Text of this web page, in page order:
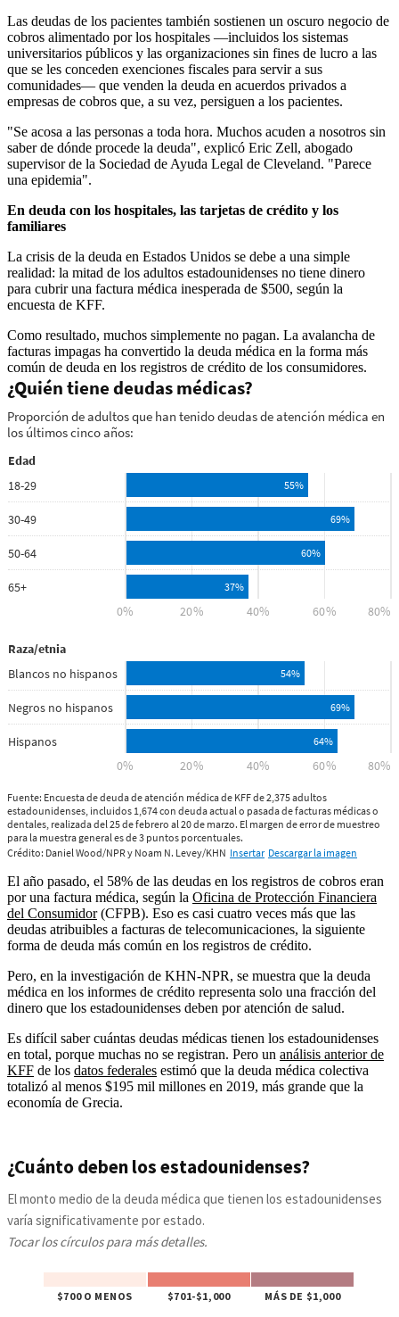
Las deudas de los pacientes también sostienen un oscuro negocio de
cobros alimentado por los hospitales —incluidos los sistemas
universitarios públicos y las organizaciones sin fines de lucro a las
que se les conceden exenciones fiscales para servir a sus
comunidades— que venden la deuda en acuerdos privados a
empresas de cobros que, a su vez, persiguen a los pacientes.
"Se acosa a las personas a toda hora. Muchos acuden a nosotros sin
saber de dónde procede la deuda", explicó Eric Zell, abogado
supervisor de la Sociedad de Ayuda Legal de Cleveland. "Parece
una epidemia".
En deuda con los hospitales, las tarjetas de crédito y los
familiares
La crisis de la deuda en Estados Unidos se debe a una simple
realidad: la mitad de los adultos estadounidenses no tiene dinero
para cubrir una factura médica inesperada de $500, según la
encuesta de KFF.
Como resultado, muchos simplemente no pagan. La avalancha de
facturas impagas ha convertido la deuda médica en la forma más
común de deuda en los registros de crédito de los consumidores.
El año pasado, el 58% de las deudas en los registros de cobros eran
por una factura médica, según la Oficina de Protección Financiera
del Consumidor(CFPB). Eso es casi cuatro veces más que las
deudas atribuibles a facturas de telecomunicaciones, la siguiente
forma de deuda más común en los registros de crédito.
Pero, en la investigación de KHN-NPR, se muestra que la deuda
médica en los informes de crédito representa solo una fracción del
dinero que los estadounidenses deben por atención de salud.
Es difícil saber cuántas deudas médicas tienen los estadounidenses
en total, porque muchas no se registran. Pero un análisis anterior de
KFF de los datos federales estimó que la deuda médica colectiva
totalizó al menos $195 mil millones en 2019, más grande que la
economía de Grecia.